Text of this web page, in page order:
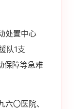
处置中心
队1支
保障等急难
〇医院、